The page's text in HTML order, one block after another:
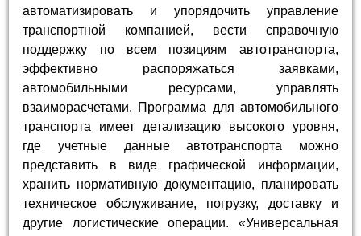
автоматизировать и упорядочить управление
транспортной компанией, вести справочную
поддержку по всем позициям автотранспорта,
эффективно распоряжаться заявками,
автомобильными ресурсами, управлять
взаиморасчетами. Программа для автомобильного
транспорта имеет детализацию высокого уровня,
где учетные данные автотранспорта можно
представить в виде графической информации,
хранить нормативную документацию, планировать
техническое обслуживание, погрузку, доставку и
другие логистические операции. «Универсальная